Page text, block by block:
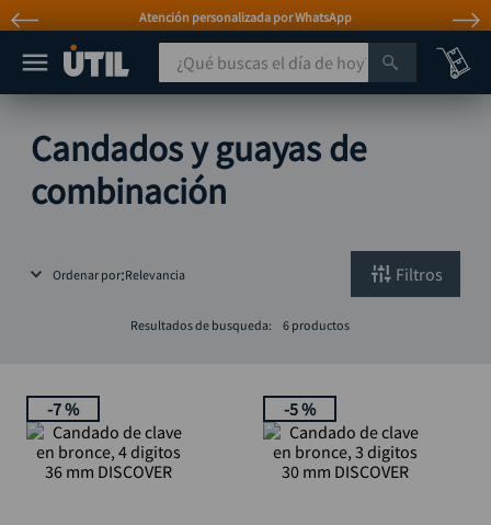
Atención personalizada por WhatsApp
¿Qué buscas el día de hoy?
Candados y guayas de
combinación
Ordenar por Relevancia Filtros
Resultados de busqueda: 6 productos
-7 % -5 %
taladro
taladros pulidoras
sierra circular
rueda
taladro inalámbrico